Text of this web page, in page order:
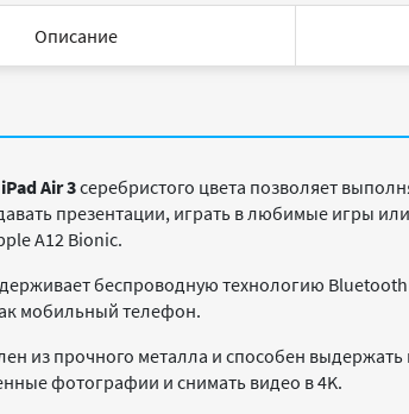
Описание
Air 3серебристого цвета позволяет
презентации, играть в любимые игры
A12 Bionic.
беспроводную технологию
мобильный телефон.
из прочного металла и способен
фотографии и снимать видео в 4K.